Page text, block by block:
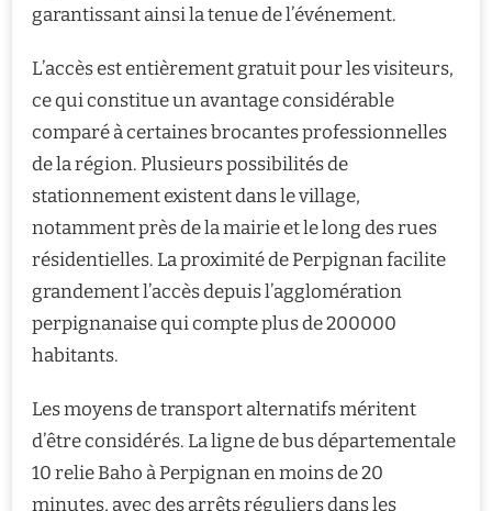
garantissant ainsi la tenue de l’événement.
L’accès est entièrement gratuit pour les visiteurs,
ce qui constitue un avantage considérable
comparé à certaines brocantes professionnelles
de la région. Plusieurs possibilités de
stationnement existent dans le village,
notamment près de la mairie et le long des rues
résidentielles. La proximité de Perpignan facilite
grandement l’accès depuis l’agglomération
perpignanaise qui compte plus de 200000
habitants.
Les moyens de transport alternatifs méritent
d’être considérés. La ligne de bus départementale
10 relie Baho à Perpignan en moins de 20
minutes, avec des arrêts réguliers dans les